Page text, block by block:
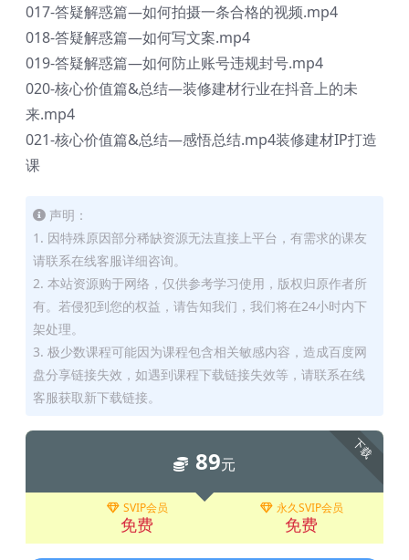
017-答疑解惑篇—如何拍摄一条合格的视频.mp4
018-答疑解惑篇—如何写文案.mp4
019-答疑解惑篇—如何防止账号违规封号.mp4
020-核心价值篇&总结—装修建材行业在抖音上的未
来.mp4
021-核心价值篇&总结—感悟总结.mp4装修建材IP打造
课
声明：
1. 因特殊原因部分稀缺资源无法直接上平台，有需求的课友
请联系在线客服详细咨询。
2. 本站资源购于网络，仅供参考学习使用，版权归原作者所
有。若侵犯到您的权益，请告知我们，我们将在24小时内下
架处理。
3. 极少数课程可能因为课程包含相关敏感内容，造成百度网
盘分享链接失效，如遇到课程下载链接失效等，请联系在线
客服获取新下载链接。
下载
89元
SVIP会员
免费
永久SVIP会员
免费